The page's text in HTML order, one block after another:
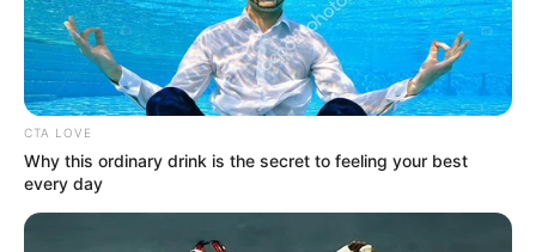
CTA LOVE
Why this ordinary drink is the secret to feeling your best
every day